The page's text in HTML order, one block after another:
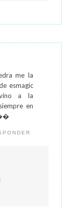
me la
esmagic
a la
en